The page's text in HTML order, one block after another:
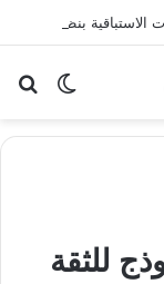
الوضع
للثقة